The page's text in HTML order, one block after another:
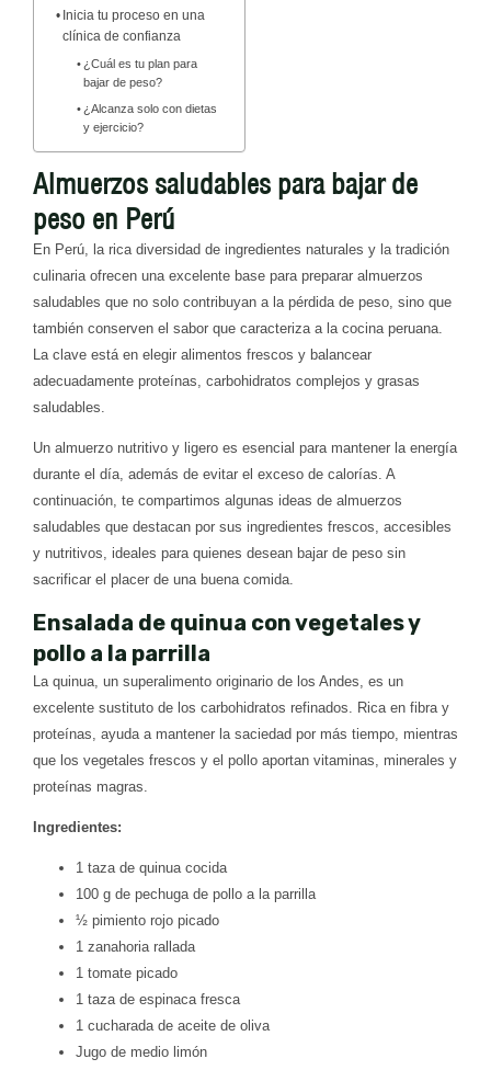
Inicia tu proceso en una
clínica de confianza
¿Cuál es tu plan para
bajar de peso?
¿Alcanza solo con dietas
y ejercicio?
Almuerzos saludables para bajar de
peso en Perú
En Perú, la rica diversidad de ingredientes naturales y la tradición
culinaria ofrecen una excelente base para preparar almuerzos
saludables que no solo contribuyan a la pérdida de peso, sino que
también conserven el sabor que caracteriza a la cocina peruana.
La clave está en elegir alimentos frescos y balancear
adecuadamente proteínas, carbohidratos complejos y grasas
saludables.
Un almuerzo nutritivo y ligero es esencial para mantener la energía
durante el día, además de evitar el exceso de calorías. A
continuación, te compartimos algunas ideas de almuerzos
saludables que destacan por sus ingredientes frescos, accesibles
y nutritivos, ideales para quienes desean bajar de peso sin
sacrificar el placer de una buena comida.
Ensalada de quinua con vegetales y
pollo a la parrilla
La quinua, un superalimento originario de los Andes, es un
excelente sustituto de los carbohidratos refinados. Rica en fibra y
proteínas, ayuda a mantener la saciedad por más tiempo, mientras
que los vegetales frescos y el pollo aportan vitaminas, minerales y
proteínas magras.
Ingredientes:
1 taza de quinua cocida
100 g de pechuga de pollo a la parrilla
½ pimiento rojo picado
1 zanahoria rallada
1 tomate picado
1 taza de espinaca fresca
1 cucharada de aceite de oliva
Jugo de medio limón